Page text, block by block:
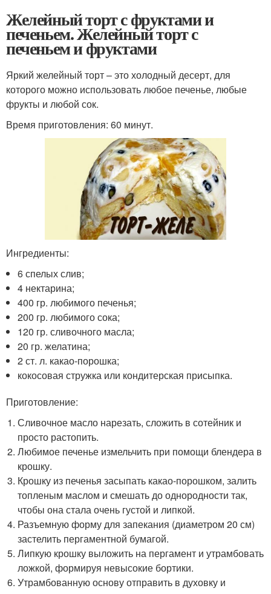
Желейный торт с фруктами и
печеньем. Желейный торт с
печеньем и фруктами
Яркий желейный торт – это холодный десерт, для
которого можно использовать любое печенье, любые
фрукты и любой сок.
Время приготовления: 60 минут.
Ингредиенты:
6 спелых слив;
4 нектарина;
400 гр. любимого печенья;
200 гр. любимого сока;
120 гр. сливочного масла;
20 гр. желатина;
2 ст. л. какао-порошка;
кокосовая стружка или кондитерская присыпка.
Приготовление:
Сливочное масло нарезать, сложить в сотейник и
просто растопить.
Любимое печенье измельчить при помощи блендера в
крошку.
Крошку из печенья засыпать какао-порошком, залить
топленым маслом и смешать до однородности так,
чтобы она стала очень густой и липкой.
Разъемную форму для запекания (диаметром 20 см)
застелить пергаментной бумагой.
Липкую крошку выложить на пергамент и утрамбовать
ложкой, формируя невысокие бортики.
Утрамбованную основу отправить в духовку и